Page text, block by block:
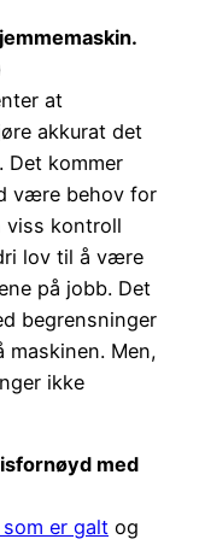
at
akkurat det
Det kommer
være behov for
viss kontroll
lov til å være
på jobb. Det
begrensninger
Men,
ikke
med
som er galt og